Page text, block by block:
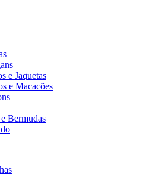
e Jaquetas
e Macacões
Bermudas